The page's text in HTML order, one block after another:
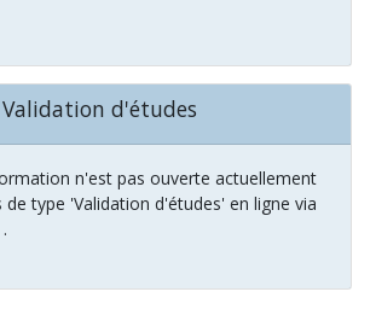
Validation d'études
n'est pas ouverte actuellement
de type 'Validation d'études' en ligne via